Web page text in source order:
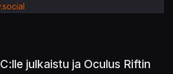
julkaistu ja Oculus Riftin